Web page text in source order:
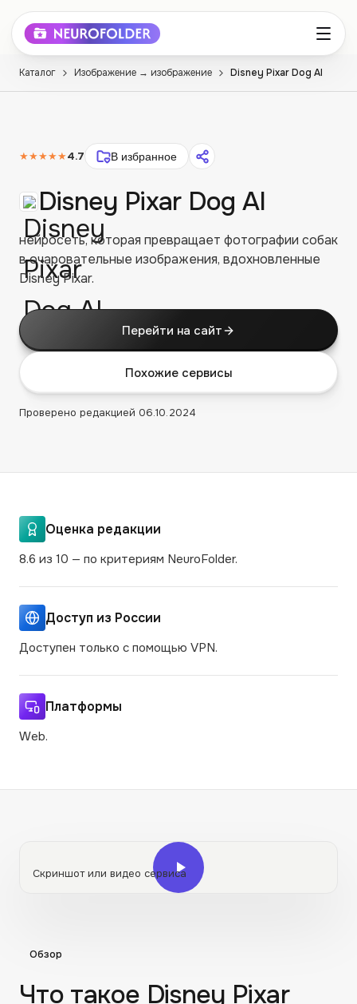
Каталог Изображение → изображение Disney Pixar Dog AI
★★★★★4.7 В избранное
Disney Pixar Dog AI
нейросеть, которая превращает фотографии собак
в очаровательные изображения, вдохновленные
Disney Pixar.
Перейти на сайт
Похожие сервисы
Проверено редакцией 06.10.2024
Оценка редакции
8.6 из 10 — по критериям NeuroFolder.
Доступ из России
Доступен только с помощью VPN.
Платформы
Web.
Скриншот или видео сервиса
Обзор
Что такое Disney Pixar